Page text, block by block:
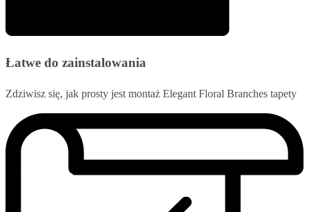
Łatwe do zainstalowania
Zdziwisz się, jak prosty jest montaż Elegant Floral Branches tapety